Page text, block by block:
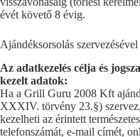
évét követő 8 évig.
Ajándéksorsolás
Az adatkezelés célja és
kezelt adatok:
Ha a Grill Guru 2008 Kft
XXXIV. törvény 23.§)
kezelheti az érintett
telefonszámát, e-mail címét,